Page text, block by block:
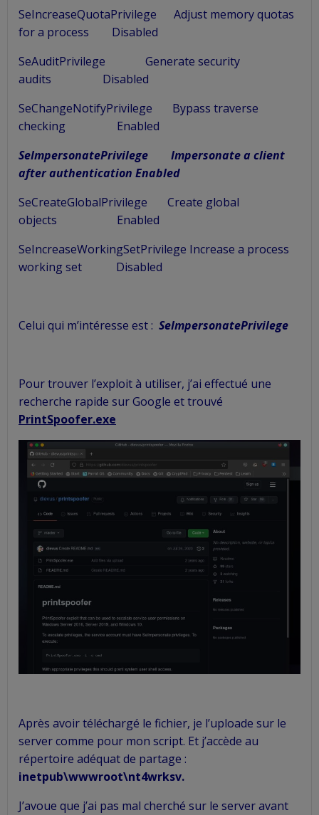
SeIncreaseQuotaPrivilege Adjust memory quotas
for a process Disabled
SeAuditPrivilege Generate security
audits Disabled
SeChangeNotifyPrivilege Bypass traverse
checking Enabled
SeImpersonatePrivilege Impersonate a client
after authentication Enabled
SeCreateGlobalPrivilege Create global
objects Enabled
SeIncreaseWorkingSetPrivilege Increase a process
working set Disabled
Celui qui m’intéresse est : SeImpersonatePrivilege
Pour trouver l’exploit à utiliser, j’ai effectué une
recherche rapide sur Google et trouvé
PrintSpoofer.exe
Après avoir téléchargé le fichier, je l’uploade sur le
server comme pour mon script. Et j’accède au
répertoire adéquat de partage :
inetpub\wwwroot\nt4wrksv.
J’avoue que j’ai pas mal cherché sur le server avant